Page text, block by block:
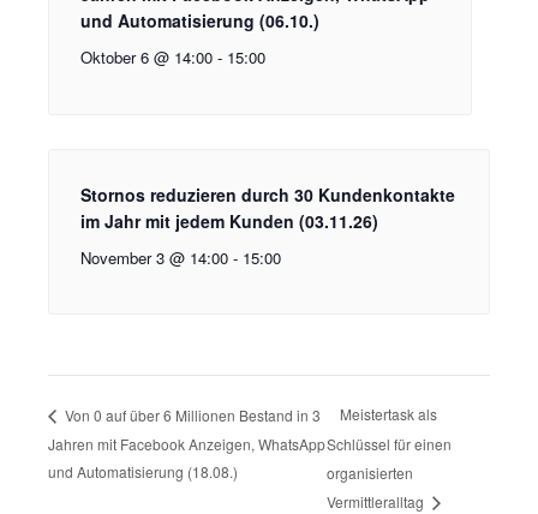
und Automatisierung (06.10.)
Oktober 6 @ 14:00 - 15:00
Stornos reduzieren durch 30 Kundenkontakte
im Jahr mit jedem Kunden (03.11.26)
November 3 @ 14:00 - 15:00
Von 0 auf über 6 Millionen Bestand in 3
Jahren mit Facebook Anzeigen, WhatsApp
und Automatisierung (18.08.)
Meistertask als
Schlüssel für einen
organisierten
Vermittleralltag